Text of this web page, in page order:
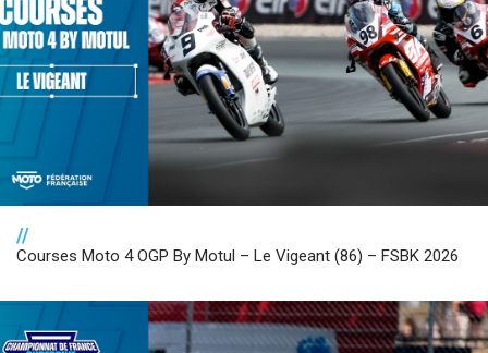
//
Courses Moto 4 OGP By Motul – Le Vigeant (86) – FSBK 2026